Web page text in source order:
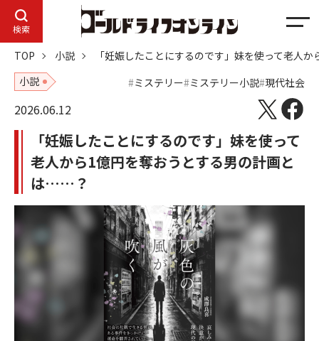
検索
メ
ュ
ー
TOP 小説
「妊娠したことにするのです」妹を使って老人
小説
ミステリー ミステリー小説 現代社会
2026.06.12
「妊娠したことにするのです」妹を使って
老人から1億円を奪おうとする男の計画と
は……？